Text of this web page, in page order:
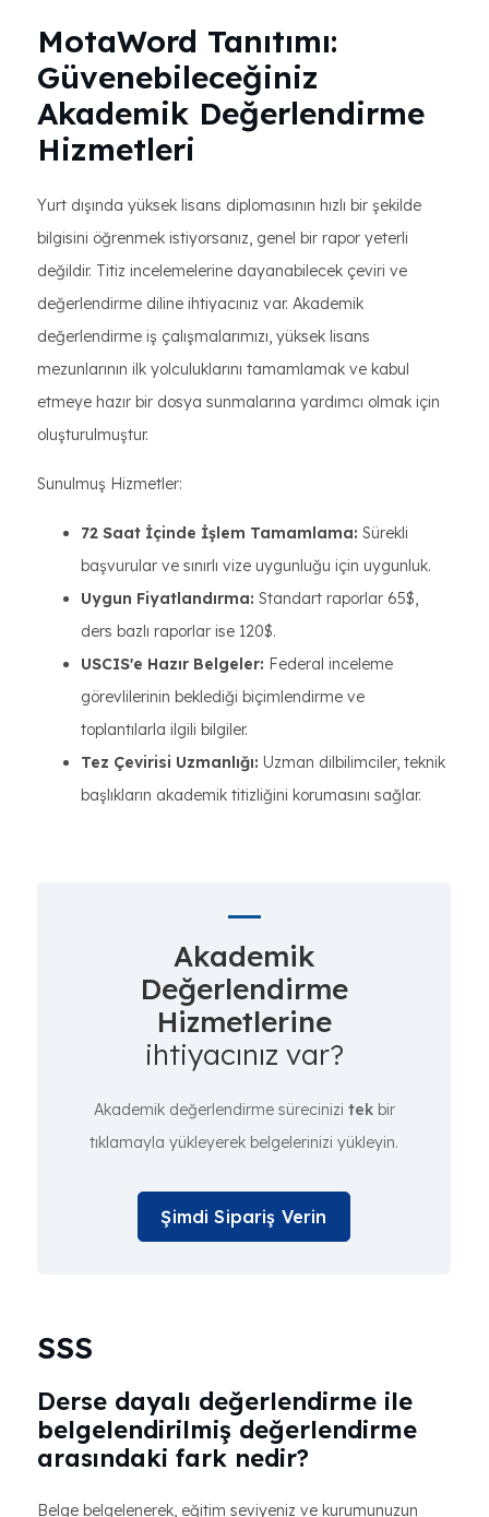
MotaWord Tanıtımı:
Güvenebileceğiniz
Akademik Değerlendirme
Hizmetleri
Yurt dışında yüksek lisans diplomasının hızlı bir şekilde
bilgisini öğrenmek istiyorsanız, genel bir rapor yeterli
değildir. Titiz incelemelerine dayanabilecek çeviri ve
değerlendirme diline ihtiyacınız var. Akademik
değerlendirme iş çalışmalarımızı, yüksek lisans
mezunlarının ilk yolculuklarını tamamlamak ve kabul
etmeye hazır bir dosya sunmalarına yardımcı olmak için
oluşturulmuştur.
Sunulmuş Hizmetler:
72 Saat İçinde İşlem Tamamlama: Sürekli
başvurular ve sınırlı vize uygunluğu için uygunluk.
Uygun Fiyatlandırma: Standart raporlar 65$,
ders bazlı raporlar ise 120$.
USCIS'e Hazır Belgeler: Federal inceleme
görevlilerinin beklediği biçimlendirme ve
toplantılarla ilgili bilgiler.
Tez Çevirisi Uzmanlığı: Uzman dilbilimciler, teknik
başlıkların akademik titizliğini korumasını sağlar.
Akademik
Değerlendirme
Hizmetlerine
ihtiyacınız var?
Akademik değerlendirme sürecinizi tekbir
tıklamayla yükleyerek belgelerinizi yükleyin.
Şimdi Sipariş Verin
SSS
Derse dayalı değerlendirme ile
belgelendirilmiş değerlendirme
arasındaki fark nedir?
Belge belgelenerek, eğitim seviyeniz ve kurumunuzun